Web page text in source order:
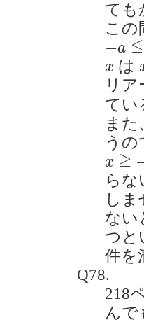
ても
この
−a ≦
−a≦x
x
x は
リア
てい
また
うの
x ≧
x≧−1
らな
しま
ない
つと
件を
Q78.
218
んで